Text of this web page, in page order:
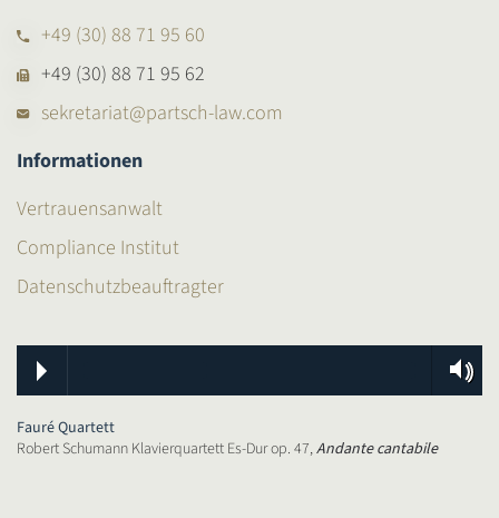
+49 (30) 88 71 95 60
+49 (30) 88 71 95 62
sekretariat@partsch-law.com
Informationen
Vertrauensanwalt
Compliance Institut
Datenschutzbeauftragter
Fauré Quartett
Robert Schumann Klavierquartett Es-Dur op. 47,Andante cantabile